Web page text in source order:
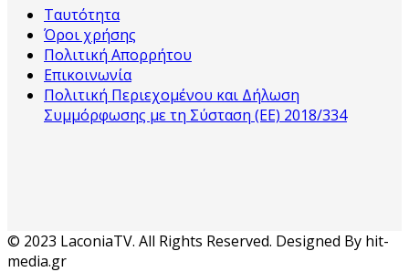
Ταυτότητα
Όροι χρήσης
Πολιτική Απορρήτου
Επικοινωνία
Πολιτική Περιεχομένου και Δήλωση
Συμμόρφωσης με τη Σύσταση (ΕΕ) 2018/334
© 2023 LaconiaTV. All Rights Reserved. Designed By hit-
media.gr